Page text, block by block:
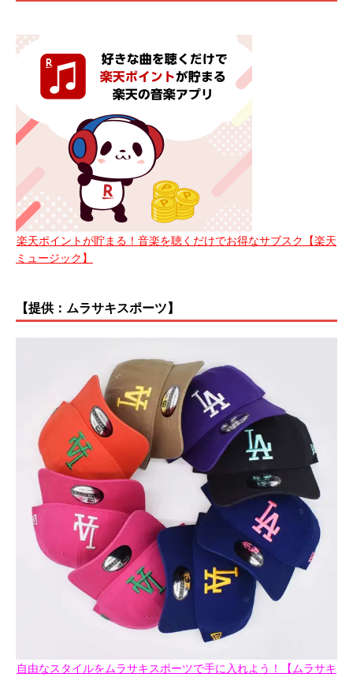
楽天ポイントが貯まる！音楽を聴くだけでお得なサブスク【楽天
ミュージック】
【提供：ムラサキスポーツ】
自由なスタイルをムラサキスポーツで手に入れよう！【ムラサキ